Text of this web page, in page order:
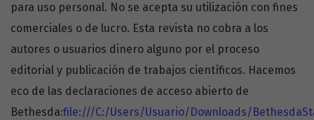
para uso personal. No se acepta su utilización con fines
comerciales o de lucro. Esta revista no cobra a los
autores o usuarios dinero alguno por el proceso
editorial y publicación de trabajos científicos. Hacemos
eco de las declaraciones de acceso abierto de
Bethesda:file:///C:/Users/Usuario/Downloads/